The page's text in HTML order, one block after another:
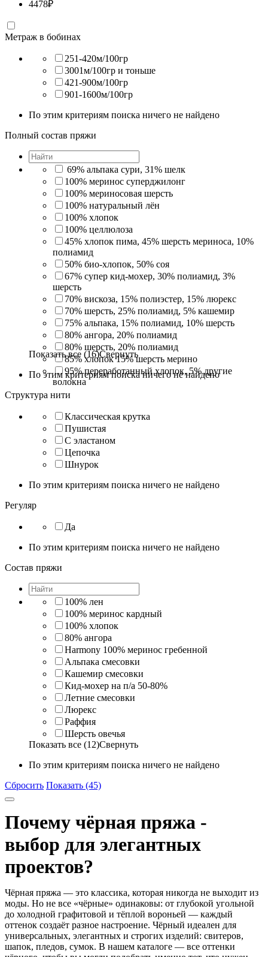
4478₽
Метраж в бобинах
251-420м/100гр
3001м/100гр и тоньше
421-900м/100гр
901-1600м/100гр
По этим критериям поиска ничего не найдено
Полный состав пряжи
69% альпака сури, 31% шелк
100% меринос суперджилонг
100% мериносовая шерсть
100% натуральный лён
100% хлопок
100% целлюлоза
45% хлопок пима, 45% шерсть мериноса, 10%
полиамид
50% био-хлопок, 50% соя
67% супер кид-мохер, 30% полиамид, 3%
шерсть
70% вискоза, 15% полиэстер, 15% люрекс
70% шерсть, 25% полиамид, 5% кашемир
75% альпака, 15% полиамид, 10% шерсть
80% ангора, 20% полиамид
80% шерсть, 20% полиамид
85% хлопок 15% шерсть мерино
95% переработанный хлопок, 5% другие
волокна
Показать все (16)Свернуть
По этим критериям поиска ничего не найдено
Структура нити
Классическая крутка
Пушистая
С эластаном
Цепочка
Шнурок
По этим критериям поиска ничего не найдено
Регуляр
Да
По этим критериям поиска ничего не найдено
Состав пряжи
100% лен
100% меринос кардный
100% хлопок
80% ангора
Harmony 100% меринос гребенной
Альпака смесовки
Кашемир смесовки
Кид-мохер на п/а 50-80%
Летние смесовки
Люрекс
Раффия
Шерсть овечья
Показать все (12)Свернуть
По этим критериям поиска ничего не найдено
Сбросить Показать (45)
Почему чёрная пряжа -
выбор для элегантных
проектов?
Чёрная пряжа — это классика, которая никогда не выходит из
моды. Но не все «чёрные» одинаковы: от глубокой угольной
до холодной графитовой и тёплой вороньей — каждый
оттенок создаёт разное настроение. Чёрный идеален для
универсальных, элегантных и строгих изделий: свитеров,
шапок, пледов, сумок. В нашем каталоге — все оттенки